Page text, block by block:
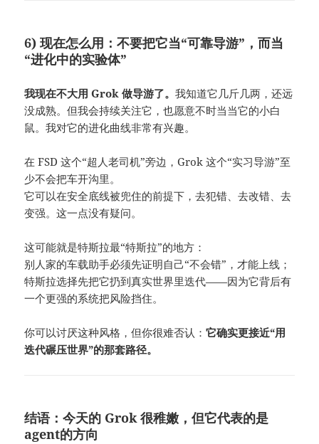
6) 现在怎么用：不要把它当“可靠导游”，而当
“进化中的实验体”
我现在不大用 Grok 做导游了。我知道它几斤几两，还远
没成熟。但我会持续关注它，也愿意不时当当它的小白
鼠。我对它的进化曲线非常有兴趣。
在 FSD 这个“超人老司机”旁边，Grok 这个“实习导游”至
少不会把车开沟里。
它可以在安全底线被兜住的前提下，去犯错、去改错、去
变强。这一点没有疑问。
这可能就是特斯拉最“特斯拉”的地方：
别人家的车载助手必须先证明自己“不会错”，才能上线；
特斯拉选择先把它扔到真实世界里迭代——因为它背后有
一个更强的系统把风险挡住。
你可以讨厌这种风格，但你很难否认：它确实更接近“用
迭代碾压世界”的那套路径。
结语：今天的 Grok 很稚嫩，但它代表的是
agent的方向